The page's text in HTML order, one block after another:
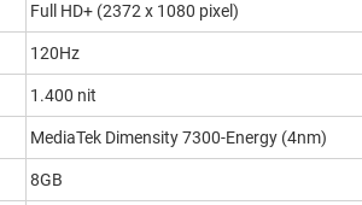
Full HD+ (2372 x 1080 pixel)
120Hz
1.400 nit
MediaTek Dimensity 7300-Energy (4nm)
8GB